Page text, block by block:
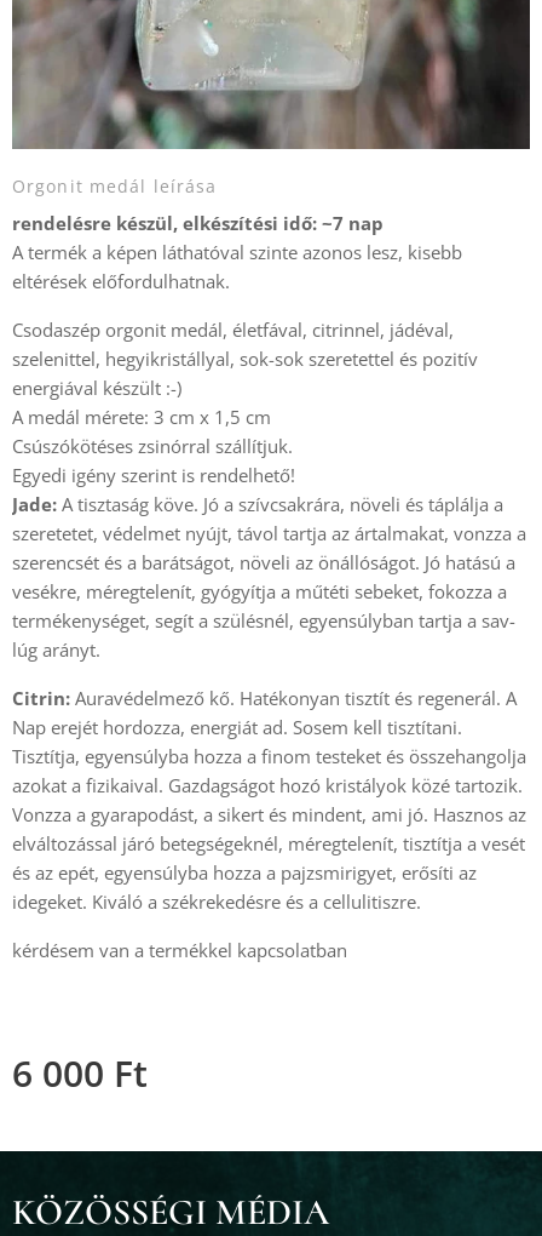
Orgonit medál leírása
rendelésre készül, elkészítési idő: ~7 nap
A termék a képen láthatóval szinte azonos lesz, kisebb
eltérések előfordulhatnak.
Csodaszép orgonit medál, életfával, citrinnel, jádéval,
szelenittel, hegyikristállyal, sok-sok szeretettel és pozitív
energiával készült :-)
A medál mérete: 3 cm x 1,5 cm
Csúszókötéses zsinórral szállítjuk.
Egyedi igény szerint is rendelhető!
Jade: A tisztaság köve. Jó a szívcsakrára, növeli és táplálja a
szeretetet, védelmet nyújt, távol tartja az ártalmakat, vonzza a
szerencsét és a barátságot, növeli az önállóságot. Jó hatású a
vesékre, méregtelenít, gyógyítja a műtéti sebeket, fokozza a
termékenységet, segít a szülésnél, egyensúlyban tartja a sav-
lúg arányt.
Citrin: Auravédelmező kő. Hatékonyan tisztít és regenerál. A
Nap erejét hordozza, energiát ad. Sosem kell tisztítani.
Tisztítja, egyensúlyba hozza a finom testeket és összehangolja
azokat a fizikaival. Gazdagságot hozó kristályok közé tartozik.
Vonzza a gyarapodást, a sikert és mindent, ami jó. Hasznos az
elváltozással járó betegségeknél, méregtelenít, tisztítja a vesét
és az epét, egyensúlyba hozza a pajzsmirigyet, erősíti az
idegeket. Kiváló a székrekedésre és a cellulitiszre.
kérdésem van a termékkel kapcsolatban
6 000 Ft
KÖZÖSSÉGI MÉDIA